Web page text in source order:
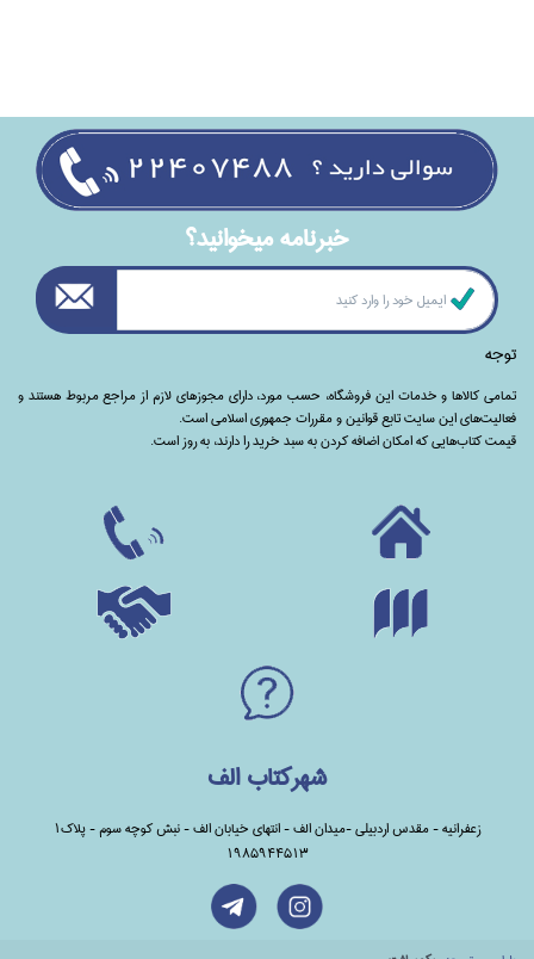
خبرنامه ميخوانيد؟
توجه
تمامی‌ کالاها و خدمات این فروشگاه، حسب مورد،‌ دارای مجوزهای لازم از مراجع مربوط هستند ‌و‌‌
فعالیت‌های این سایت تابع قوانین و مقررات جمهوری اسلامی است.
قیمت کتاب‌هایی که امکان اضافه کردن به سبد خرید را دارند،‌ به روز است.
شهرکتاب الف
زعفرانیه - مقدس اردبیلی -میدان الف - انتهای خیابان الف - نبش کوچه سوم - پلاک1
1985944513